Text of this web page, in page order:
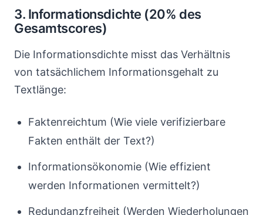
3. Informationsdichte (20% des
Gesamtscores)
Die Informationsdichte misst das Verhältnis
von tatsächlichem Informationsgehalt zu
Textlänge:
Faktenreichtum (Wie viele verifizierbare
Fakten enthält der Text?)
Informationsökonomie (Wie effizient
werden Informationen vermittelt?)
Redundanzfreiheit (Werden Wiederholungen